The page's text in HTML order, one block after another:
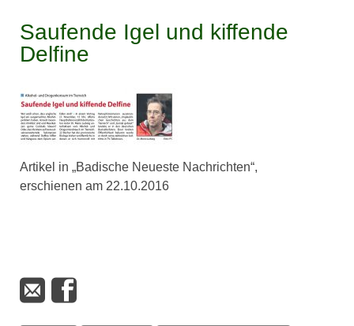
Saufende Igel und kiffende
Delfine
Artikel in „Badische Neueste Nachrichten“,
erschienen am 22.10.2016